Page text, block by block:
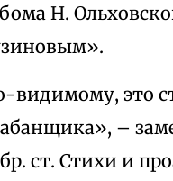
Н.
видимому, это
–
ст. Стихи и